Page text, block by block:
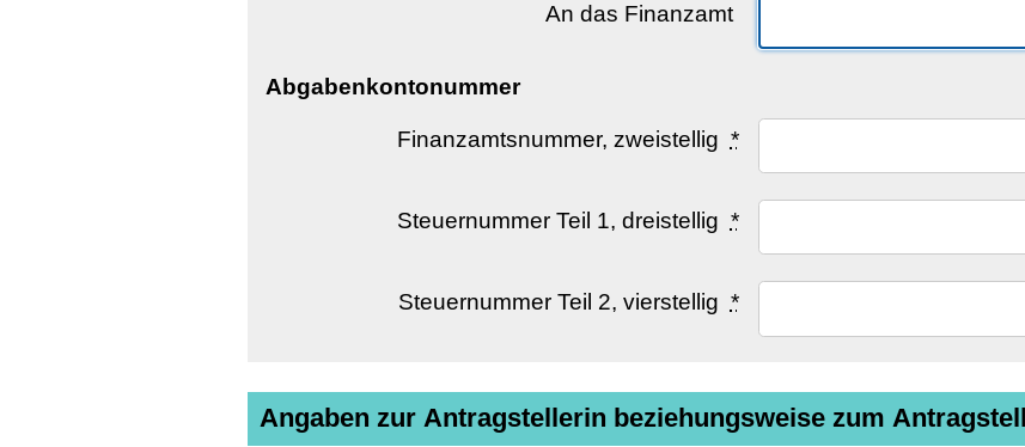
An das Finanzamt
Abgabenkontonummer
Finanzamtsnummer, zweistellig *
Steuernummer Teil 1, dreistellig *
Steuernummer Teil 2, vierstellig *
Angaben zur Antragstellerin beziehungsweise zum